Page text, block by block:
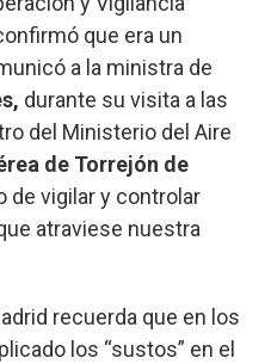
que era un
a la ministra de
durante su visita a las
del Ministerio del Aire
de Torrejón de
de vigilar y controlar
atraviese nuestra
recuerda que en los
los “sustos” en el